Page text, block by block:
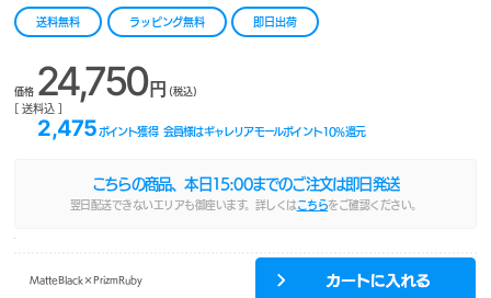
送料無料 ラッピング無料 即日出荷
価格 24,750円 (税込)
[ 送料込 ]
2,475 ポイント獲得 会員様はギャレリアモールポイント10%還元
こちらの商品、本日 15:00までのご注文は即日発送
翌日配送できないエリアも御座います。詳しくは こちらをご確認ください。
MatteBlack×PrizmRuby